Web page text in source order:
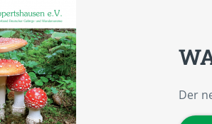
Der